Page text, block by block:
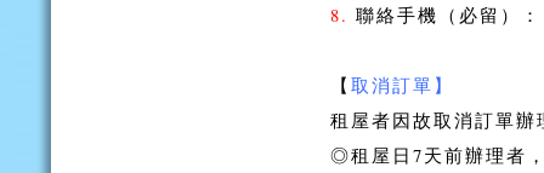
8. 聯絡手機（必留）：
【 取消訂單】
租屋者因故取消訂單
◎租屋日7天前辦理者